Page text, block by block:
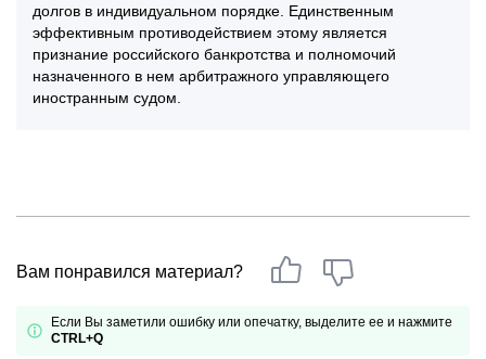
долгов в индивидуальном порядке. Единственным
эффективным противодействием этому является
признание российского банкротства и полномочий
назначенного в нем арбитражного управляющего
иностранным судом.
Вам понравился материал?
Если Вы заметили ошибку или опечатку, выделите ее и нажмите
CTRL+Q